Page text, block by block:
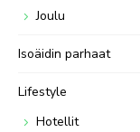
Joulu
Isoäidin parhaat
Lifestyle
Hotellit